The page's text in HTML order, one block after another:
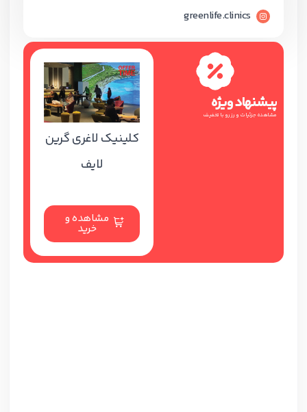
greenlife.clinics
پیشنهاد ویژه
مشاهده جزئیات و رزرو با تخفیف
کلینیک لاغری گرین
لایف
مشاهده و
خرید